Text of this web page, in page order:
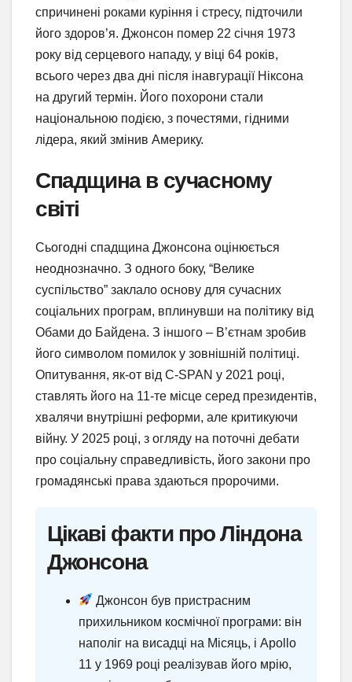
спричинені роками куріння і стресу, підточили
його здоров’я. Джонсон помер 22 січня 1973
року від серцевого нападу, у віці 64 років,
всього через два дні після інавгурації Ніксона
на другий термін. Його похорони стали
національною подією, з почестями, гідними
лідера, який змінив Америку.
Спадщина в сучасному
світі
Сьогодні спадщина Джонсона оцінюється
неоднозначно. З одного боку, “Велике
суспільство” заклало основу для сучасних
соціальних програм, вплинувши на політику від
Обами до Байдена. З іншого – В’єтнам зробив
його символом помилок у зовнішній політиці.
Опитування, як-от від C-SPAN у 2021 році,
ставлять його на 11-те місце серед президентів,
хвалячи внутрішні реформи, але критикуючи
війну. У 2025 році, з огляду на поточні дебати
про соціальну справедливість, його закони про
громадянські права здаються пророчими.
Цікаві факти про Ліндона
Джонсона
Джонсон був пристрасним
прихильником космічної програми: він
наполіг на висадці на Місяць, і Apollo
11 у 1969 році реалізував його мрію,